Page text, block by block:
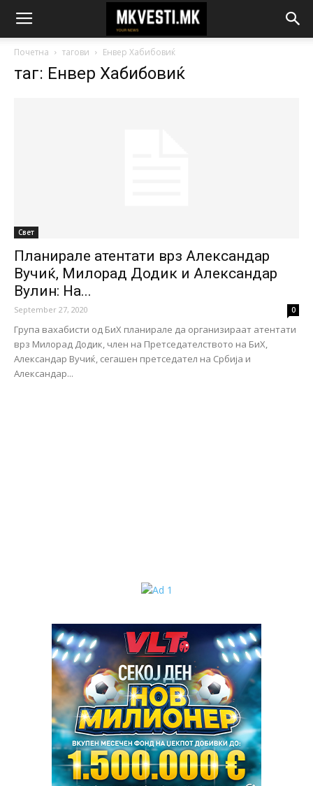
Почетна тагови Енвер Хабибовиќ
таг: Енвер Хабибовиќ
Свет
Планирале атентати врз Александар
Вучиќ, Милорад Додик и Александар
Вулин: На...
September 27, 2020 0
Група вахабисти од БиХ планирале да организираат атентати
врз Милорад Додик, член на Претседателството на БиХ,
Александар Вучиќ, сегашен претседател на Србија и
Александар...